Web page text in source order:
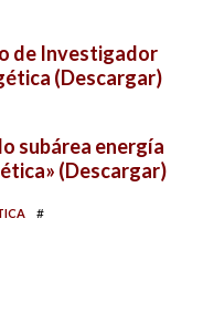
de Investigador
(Descargar)
subárea energía
(Descargar)
#